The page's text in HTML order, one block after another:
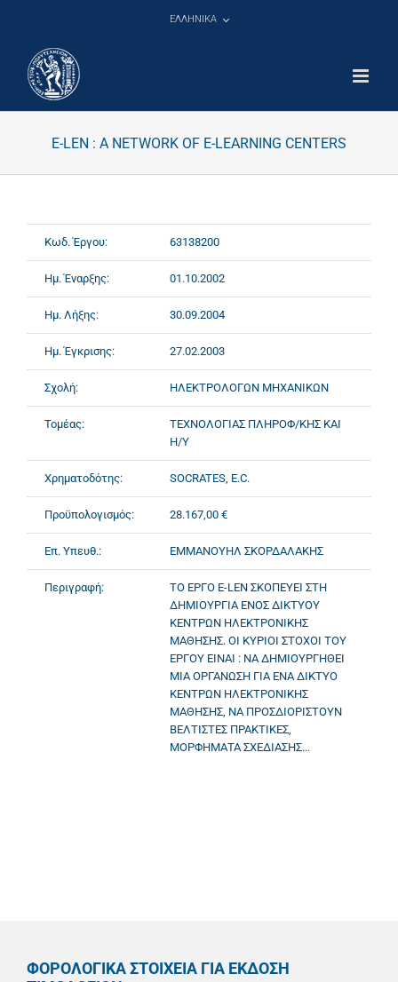
ΕΛΛΗΝΙΚΑ
E-LEN : A NETWORK OF E-LEARNING CENTERS
Κωδ. Έργου: 63138200
Ημ. Έναρξης: 01.10.2002
Ημ. Λήξης: 30.09.2004
Ημ. Έγκρισης: 27.02.2003
Σχολή: ΗΛΕΚΤΡΟΛΟΓΩΝ ΜΗΧΑΝΙΚΩΝ
Τομέας:
ΤΕΧΝΟΛΟΓΙΑΣ ΠΛΗΡΟΦ/ΚΗΣ ΚΑΙ
Η/Υ
Χρηματοδότης: SOCRATES, E.C.
Προϋπολογισμός: 28.167,00 €
Επ. Υπευθ.: ΕΜΜΑΝΟΥΗΛ ΣΚΟΡΔΑΛΑΚΗΣ
Περιγραφή:
ΤΟ ΕΡΓΟ E-LEN ΣΚΟΠΕΥΕΙ ΣΤΗ
ΔΗΜΙΟΥΡΓΙΑ ΕΝΟΣ ΔΙΚΤΥΟΥ
ΚΕΝΤΡΩΝ ΗΛΕΚΤΡΟΝΙΚΗΣ
ΜΑΘΗΣΗΣ. ΟΙ ΚΥΡΙΟΙ ΣΤΟΧΟΙ ΤΟΥ
ΕΡΓΟΥ ΕΙΝΑΙ : ΝΑ ΔΗΜΙΟΥΡΓΗΘΕΙ
ΜΙΑ ΟΡΓΑΝΩΣΗ ΓΙΑ ΕΝΑ ΔΙΚΤΥΟ
ΚΕΝΤΡΩΝ ΗΛΕΚΤΡΟΝΙΚΗΣ
ΜΑΘΗΣΗΣ, ΝΑ ΠΡΟΣΔΙΟΡΙΣΤΟΥΝ
ΒΕΛΤΙΣΤΕΣ ΠΡΑΚΤΙΚΕΣ,
ΜΟΡΦΗΜΑΤΑ ΣΧΕΔΙΑΣΗΣ...
ΦΟΡΟΛΟΓΙΚΑ ΣΤΟΙΧΕΙΑ ΓΙΑ ΕΚΔΟΣΗ